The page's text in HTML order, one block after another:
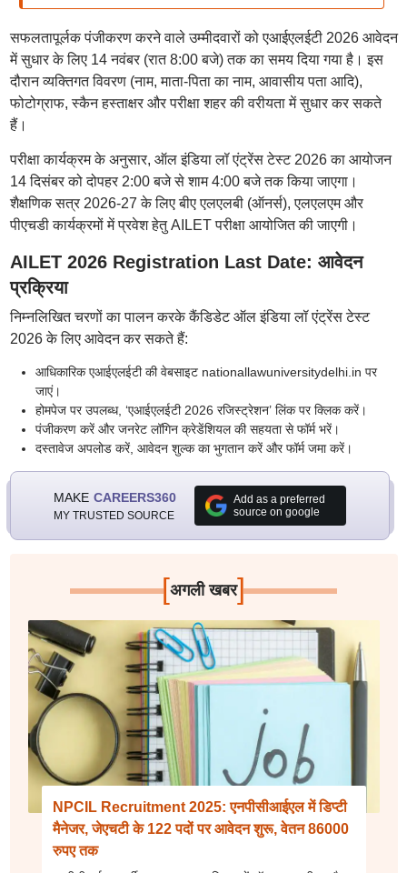
सफलतापूर्लक पंजीकरण करने वाले उम्मीदवारों को एआईएलईटी 2026 आवेदन
में सुधार के लिए 14 नवंबर (रात 8:00 बजे) तक का समय दिया गया है। इस
दौरान व्यक्तिगत विवरण (नाम, माता-पिता का नाम, आवासीय पता आदि),
फोटोग्राफ, स्कैन हस्ताक्षर और परीक्षा शहर की वरीयता में सुधार कर सकते
हैं।
परीक्षा कार्यक्रम के अनुसार, ऑल इंडिया लॉ एंट्रेंस टेस्ट 2026 का आयोजन
14 दिसंबर को दोपहर 2:00 बजे से शाम 4:00 बजे तक किया जाएगा।
शैक्षणिक सत्र 2026-27 के लिए बीए एलएलबी (ऑनर्स), एलएलएम और
पीएचडी कार्यक्रमों में प्रवेश हेतु AILET परीक्षा आयोजित की जाएगी।
AILET 2026 Registration Last Date: आवेदन
प्रक्रिया
निम्नलिखित चरणों का पालन करके कैंडिडेट ऑल इंडिया लॉ एंट्रेंस टेस्ट
2026 के लिए आवेदन कर सकते हैं:
आधिकारिक एआईएलईटी की वेबसाइट nationallawuniversitydelhi.in पर
जाएं।
होमपेज पर उपलब्ध, ‘एआईएलईटी 2026 रजिस्ट्रेशन’ लिंक पर क्लिक करें।
पंजीकरण करें और जनरेट लॉगिन क्रेडेंशियल की सहयता से फॉर्म भरें।
दस्तावेज अपलोड करें, आवेदन शुल्क का भुगतान करें और फॉर्म जमा करें।
MAKE CAREERS360
MY TRUSTED SOURCE
Add as a preferred
source on google
[अगली खबर]
NPCIL Recruitment 2025: एनपीसीआईएल में डिप्टी
मैनेजर, जेएचटी के 122 पदों पर आवेदन शुरू, वेतन 86000
रुपए तक